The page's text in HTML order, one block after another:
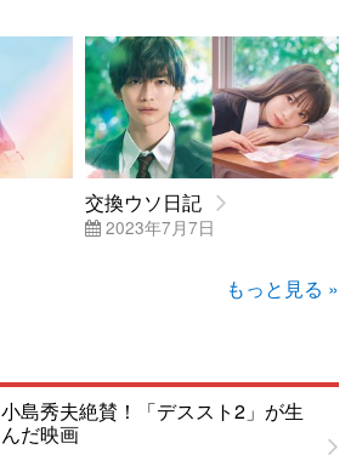
交換ウソ日記
2023年7月7日
もっと見る »
小島秀夫絶賛！「デススト2」が生
んだ映画